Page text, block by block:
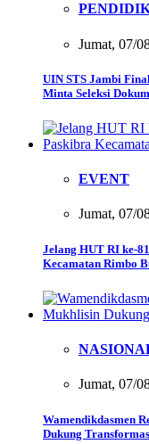
Jumat, 07/
UIN STS Jambi
Minta Seleksi
EVENT
Jumat, 07/
Jelang HUT RI ke-
Kecamatan Rimbo
Jumat, 07/
Wamendikdasmen
Dukung